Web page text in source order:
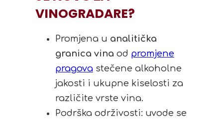
VINOGRADARE?
Promjena u analitička
granica vina od promjene
pragovastečene alkoholne
jakosti i ukupne kiselosti za
različite vrste vina.
Podrška održivosti: uvode se